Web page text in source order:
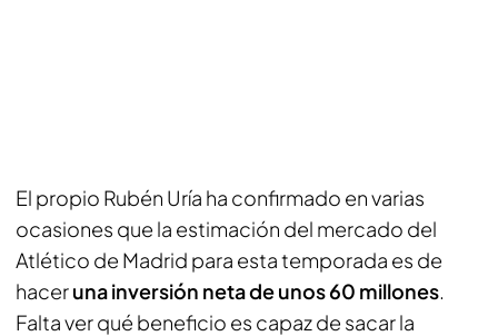
El propio Rubén Uría ha confirmado en varias
ocasiones que la estimación del mercado del
Atlético de Madrid para esta temporada es de
haceruna inversión neta de unos 60 millones.
Falta ver qué beneficio es capaz de sacar la